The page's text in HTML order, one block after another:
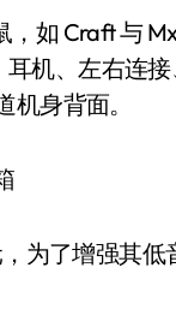
如 Craft 与
机、左右连
身背面。
为了增强其